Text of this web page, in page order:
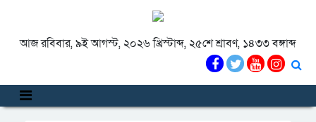
আজ রবিবার, ৯ই আগস্ট, ২০২৬ খ্রিস্টাব্দ, ২৫শে শ্রাবণ, ১৪৩৩ বঙ্গাব্দ